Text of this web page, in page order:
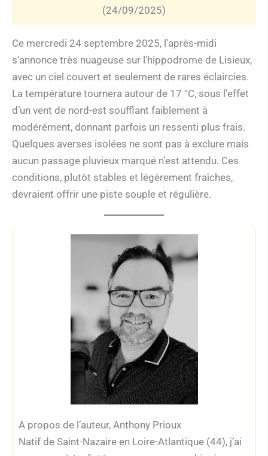
(24/09/2025)
Ce mercredi 24 septembre 2025, l’après-midi
s’annonce très nuageuse sur l’hippodrome de Lisieux,
avec un ciel couvert et seulement de rares éclaircies.
La température tournera autour de 17 °C, sous l’effet
d’un vent de nord-est soufflant faiblement à
modérément, donnant parfois un ressenti plus frais.
Quelques averses isolées ne sont pas à exclure mais
aucun passage pluvieux marqué n’est attendu. Ces
conditions, plutôt stables et légèrement fraîches,
devraient offrir une piste souple et régulière.
A propos de l’auteur, Anthony Prioux
Natif de Saint-Nazaire en Loire-Atlantique (44), j’ai